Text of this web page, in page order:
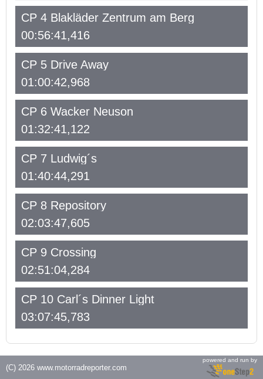
CP 4 Blakläder Zentrum am Berg
00:56:41,416
CP 5 Drive Away
01:00:42,968
CP 6 Wacker Neuson
01:32:41,122
CP 7 Ludwig´s
01:40:44,291
CP 8 Repository
02:03:47,605
CP 9 Crossing
02:51:04,284
CP 10 Carl´s Dinner Light
03:07:45,783
powered and run by
(C) 2026 www.motorradreporter.com